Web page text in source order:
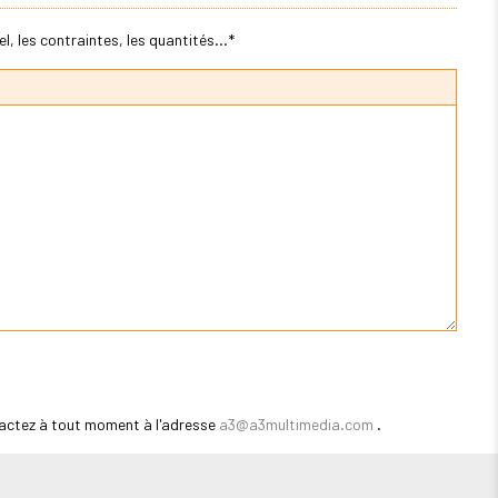
les contraintes, les quantités...*
à tout moment à l'adresse a3@a3multimedia.com .